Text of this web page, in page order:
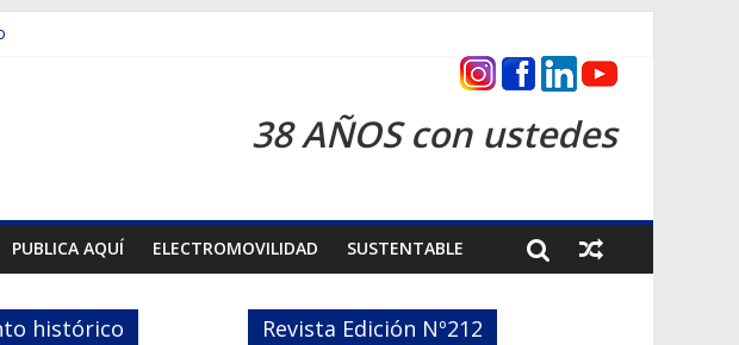
Expo Compras Públicas 2026
T70
38 AÑOS con ustedes
PUBLICA AQUÍ ELECTROMOVILIDAD SUSTENTABLE
histórico Revista Edición Nº212